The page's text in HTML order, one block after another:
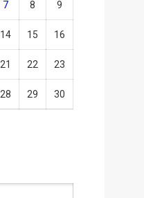
7 8 9
14 15 16
21 22 23
28 29 30